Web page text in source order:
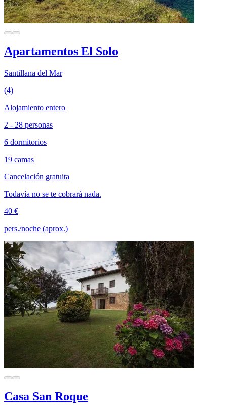
Apartamentos El Solo
Santillana del Mar
(4)
Alojamiento entero
2 - 28 personas
6 dormitorios
19 camas
Cancelación gratuita
Todavía no se te cobrará nada.
40 €
pers./noche (aprox.)
Casa San Roque